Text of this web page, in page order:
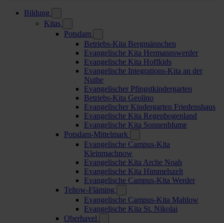
Bildung
Kitas
Potsdam
Betriebs-Kita Bergmännchen
Evangelische Kita Hermannswerder
Evangelische Kita Hoffkids
Evangelische Integrations-Kita an der
Nuthe
Evangelischer Pfingstkindergarten
Betriebs-Kita Geolino
Evangelischer Kindergarten Friedenshaus
Evangelische Kita Regenbogenland
Evangelische Kita Sonnenblume
Potsdam-Mittelmark
Evangelische Campus-Kita
Kleinmachnow
Evangelische Kita Arche Noah
Evangelische Kita Himmelszelt
Evangelische Campus-Kita Werder
Teltow-Fläming
Evangelische Campus-Kita Mahlow
Evangelische Kita St. Nikolai
Oberhavel